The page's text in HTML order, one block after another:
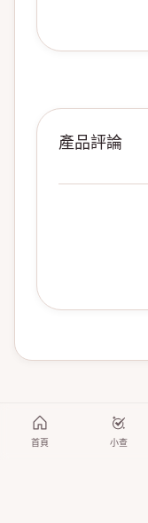
產品評論
首頁 小查